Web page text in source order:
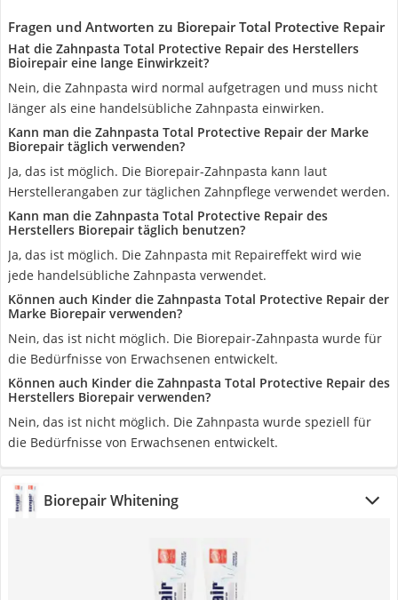
Fragen und Antworten zu Biorepair Total Protective Repair
Hat die Zahnpasta Total Protective Repair des Herstellers
Bioirepair eine lange Einwirkzeit?
Nein, die Zahnpasta wird normal aufgetragen und muss nicht
länger als eine handelsübliche Zahnpasta einwirken.
Kann man die Zahnpasta Total Protective Repair der Marke
Biorepair täglich verwenden?
Ja, das ist möglich. Die Biorepair-Zahnpasta kann laut
Herstellerangaben zur täglichen Zahnpflege verwendet werden.
Kann man die Zahnpasta Total Protective Repair des
Herstellers Biorepair täglich benutzen?
Ja, das ist möglich. Die Zahnpasta mit Repaireffekt wird wie
jede handelsübliche Zahnpasta verwendet.
Können auch Kinder die Zahnpasta Total Protective Repair der
Marke Biorepair verwenden?
Nein, das ist nicht möglich. Die Biorepair-Zahnpasta wurde für
die Bedürfnisse von Erwachsenen entwickelt.
Können auch Kinder die Zahnpasta Total Protective Repair des
Herstellers Biorepair verwenden?
Nein, das ist nicht möglich. Die Zahnpasta wurde speziell für
die Bedürfnisse von Erwachsenen entwickelt.
Biorepair Whitening